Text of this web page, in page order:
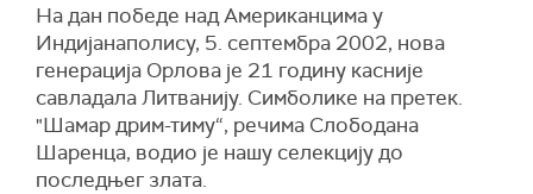
На дан победе над Американцима у
Индијанаполису, 5. септембра 2002, нова
генерација Орлова је 21 годину касније
савладала Литванију. Симболике на претек.
"Шамар дрим-тиму“, речима Слободана
Шаренца, водио је нашу селекцију до
последњег злата.